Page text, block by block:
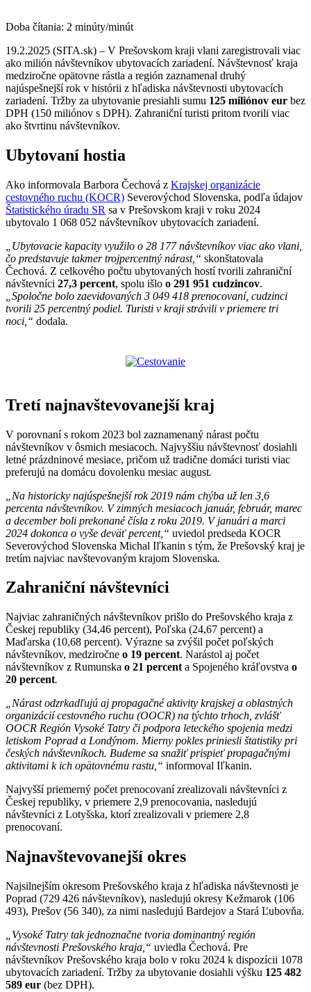
Doba čítania: 2 minúty/minút
19.2.2025 (SITA.sk) – V Prešovskom kraji vlani zaregistrovali viac
ako milión návštevníkov ubytovacích zariadení. Návštevnosť kraja
medziročne opätovne rástla a región zaznamenal druhý
najúspešnejší rok v histórii z hľadiska návštevnosti ubytovacích
zariadení. Tržby za ubytovanie presiahli sumu 125 miliónov eur bez
DPH (150 miliónov s DPH). Zahraniční turisti pritom tvorili viac
ako štvrtinu návštevníkov.
Ubytovaní hostia
Ako informovala Barbora Čechová z Krajskej organizácie
cestovného ruchu (KOCR) Severovýchod Slovenska, podľa údajov
Štatistického úradu SR sa v Prešovskom kraji v roku 2024
ubytovalo 1 068 052 návštevníkov ubytovacích zariadení.
„Ubytovacie kapacity využilo o 28 177 návštevníkov viac ako vlani,
čo predstavuje takmer trojpercentný nárast,“ skonštatovala
Čechová. Z celkového počtu ubytovaných hostí tvorili zahraniční
návštevníci 27,3 percent, spolu išlo o 291 951 cudzincov.
„Spoločne bolo zaevidovaných 3 049 418 prenocovaní, cudzinci
tvorili 25 percentný podiel. Turisti v kraji strávili v priemere tri
noci,“ dodala.
Tretí najnavštevovanejší kraj
V porovnaní s rokom 2023 bol zaznamenaný nárast počtu
návštevníkov v ôsmich mesiacoch. Najvyššiu návštevnosť dosiahli
letné prázdninové mesiace, pričom už tradične domáci turisti viac
preferujú na domácu dovolenku mesiac august.
„Na historicky najúspešnejší rok 2019 nám chýba už len 3,6
percenta návštevníkov. V zimných mesiacoch január, február, marec
a december boli prekonané čísla z roku 2019. V januári a marci
2024 dokonca o vyše deväť percent,“ uviedol predseda KOCR
Severovýchod Slovenska Michal Iľkanin s tým, že Prešovský kraj je
tretím najviac navštevovaným krajom Slovenska.
Zahraniční návštevníci
Najviac zahraničných návštevníkov prišlo do Prešovského kraja z
Českej republiky (34,46 percent), Poľska (24,67 percent) a
Maďarska (10,68 percent). Výrazne sa zvýšil počet poľských
návštevníkov, medziročne o 19 percent. Narástol aj počet
návštevníkov z Rumunska o 21 percent a Spojeného kráľovstva o
20 percent.
„Nárast odzrkadľujú aj propagačné aktivity krajskej a oblastných
organizácií cestovného ruchu (OOCR) na týchto trhoch, zvlášť
OOCR Región Vysoké Tatry či podpora leteckého spojenia medzi
letiskom Poprad a Londýnom. Mierny pokles priniesli štatistiky pri
českých návštevníkoch. Budeme sa snažiť prispieť propagačnými
aktivitami k ich opätovnému rastu,“ informoval Iľkanin.
Najvyšší priemerný počet prenocovaní zrealizovali návštevníci z
Českej republiky, v priemere 2,9 prenocovania, nasledujú
návštevníci z Lotyšska, ktorí zrealizovali v priemere 2,8
prenocovaní.
Najnavštevovanejší okres
Najsilnejším okresom Prešovského kraja z hľadiska návštevnosti je
Poprad (729 426 návštevníkov), nasledujú okresy Kežmarok (106
493), Prešov (56 340), za nimi nasledujú Bardejov a Stará Ľubovňa.
„Vysoké Tatry tak jednoznačne tvoria dominantný región
návštevnosti Prešovského kraja,“ uviedla Čechová. Pre
návštevníkov Prešovského kraja bolo v roku 2024 k dispozícii 1078
ubytovacích zariadení. Tržby za ubytovanie dosiahli výšku 125 482
589 eur (bez DPH).